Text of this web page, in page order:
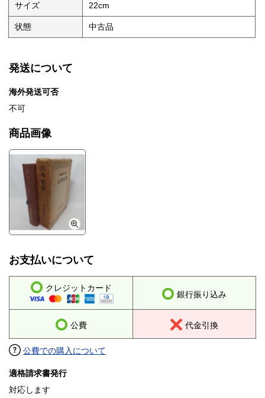
サイズ 22cm
状態 中古品
発送について
海外発送可否
不可
商品画像
お支払いについて
クレジットカード
銀行振り込み
公費 代金引換
公費での購入について
適格請求書発行
対応します